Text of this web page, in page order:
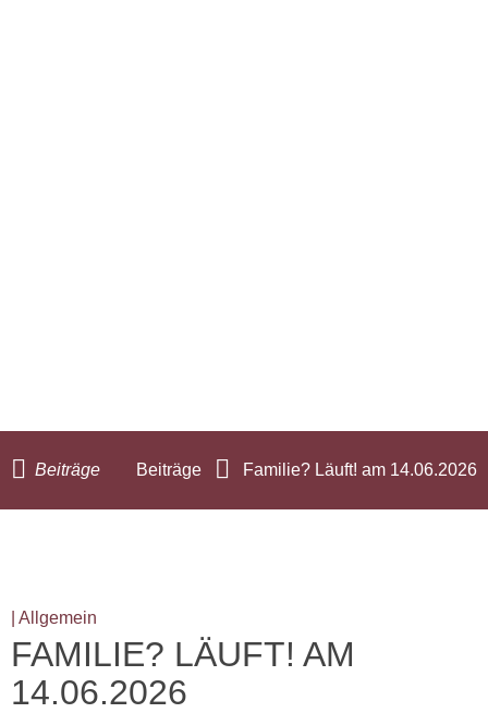
Beiträge Beiträge Familie? Läuft! am 14.06.2026
| Allgemein
FAMILIE? LÄUFT! AM
14.06.2026